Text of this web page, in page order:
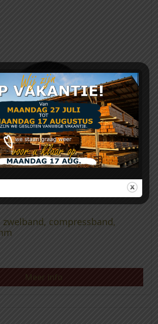
compressband,
Meer info